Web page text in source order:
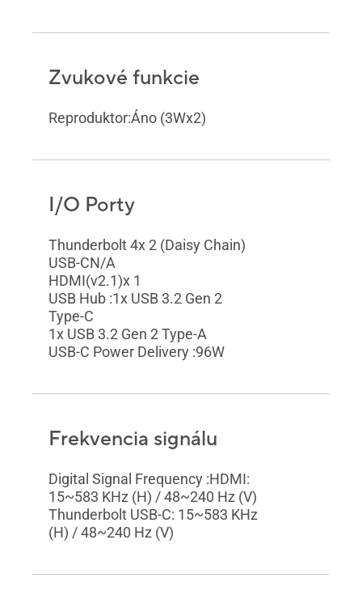
Zvukové funkcie
Reproduktor:Áno (3Wx2)
I/O Porty
Thunderbolt 4x 2 (Daisy Chain)
USB-CN/A
HDMI(v2.1)x 1
USB Hub :1x USB 3.2 Gen 2
Type-C
1x USB 3.2 Gen 2 Type-A
USB-C Power Delivery :96W
Frekvencia signálu
Digital Signal Frequency :HDMI:
15~583 KHz (H) / 48~240 Hz (V)
Thunderbolt USB-C: 15~583 KHz
(H) / 48~240 Hz (V)